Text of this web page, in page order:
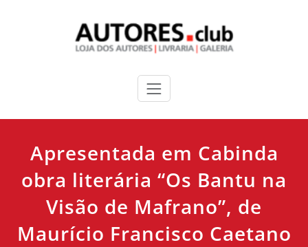
Apresentada em Cabinda
obra literária “Os Bantu na
Visão de Mafrano”, de
Maurício Francisco Caetano